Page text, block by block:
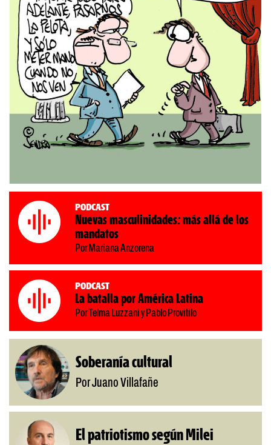
Podcast
Nuevas masculinidades: más allá de los
mandatos
Por Mariana Anzorena
Podcast
La batalla por América Latina
Por Telma Luzzani y Pablo Provitilo
Soberanía cultural
Por Juano Villafañe
El patriotismo según Milei